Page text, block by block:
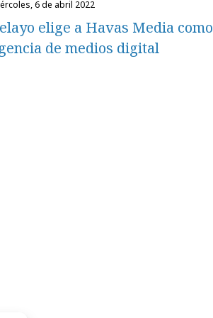
6 de abril 2022
elige a Havas Media como
de medios digital